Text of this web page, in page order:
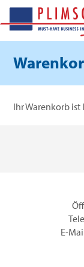
Ihr Warenkorb ist
E-